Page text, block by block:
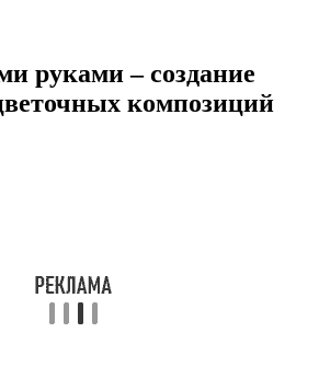
руками – создание
композиций